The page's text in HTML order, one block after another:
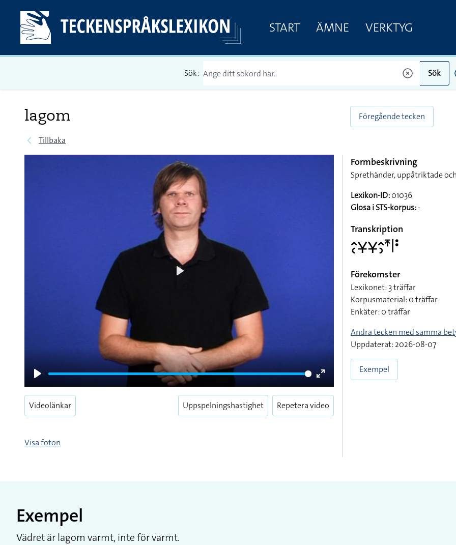
START ÄMNE VERKTYG
Sök: Sök
lagom
Tillbaka
Föregående tecken
Play
Enter
fullscreen
Videolänkar Uppspelningshastighet Repetera video
Visa foton
Formbeskrivning
Sprethänder, uppåtriktade
Lexikon-ID:01036
Glosa i STS-korpus:-
Transkription
􌤵􌥗􌥃􌥃􌤵􌤶􌥵􌥼􌥻
Förekomster
Lexikonet: 3 träffar
Korpusmaterial: 0 träffar
Enkäter: 0 träffar
Andra tecken med samma
Uppdaterat: 2026-08-07
Exempel
Exempel
Vädret är lagom varmt, inte för varmt.